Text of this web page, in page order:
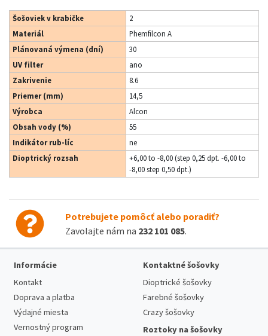
Šošoviek v krabičke
2
Materiál
Phemfilcon A
Plánovaná výmena (dní)
30
UV filter
ano
Zakrivenie
8.6
Priemer (mm)
14,5
Výrobca
Alcon
Obsah vody (%)
55
Indikátor rub-líc
ne
Dioptrický rozsah
+6,00 to -8,00 (step 0,25 dpt. -6,00 to
-8,00 step 0,50 dpt.)
Potrebujete pomôcť alebo poradiť?
Zavolajte nám na 232 101 085.
Informácie
Kontakt
Doprava a platba
Výdajné miesta
Vernostný program
Kontaktné šošovky
Dioptrické šošovky
Farebné šošovky
Crazy šošovky
Roztoky na šošovky